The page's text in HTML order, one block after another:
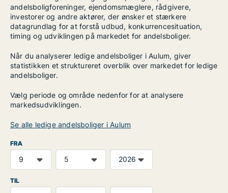
andelsboligforeninger, ejendomsmæglere, rådgivere,
investorer og andre aktører, der ønsker et stærkere
datagrundlag for at forstå udbud, konkurrencesituation,
timing og udviklingen på markedet for andelsboliger.
Når du analyserer ledige andelsboliger i Aulum, giver
statistikken et struktureret overblik over markedet for ledige
andelsboliger.
Vælg periode og område nedenfor for at analysere
markedsudviklingen.
Se alle ledige andelsboliger i Aulum
FRA
TIL